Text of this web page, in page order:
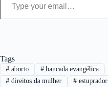
Tags
#aborto #bancada evangélica
#direitos da mulher #estuprador